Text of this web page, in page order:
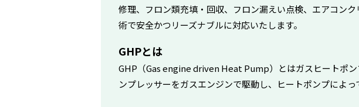
修理、フロン類充填・回収、フロン漏えい点検、エアコン
術で安全かつリーズナブルに対応いたします。
GHPとは
GHP（Gas engine driven Heat Pump）とはガスヒートポ
ンプレッサーをガスエンジンで駆動し、ヒートポンプによっ